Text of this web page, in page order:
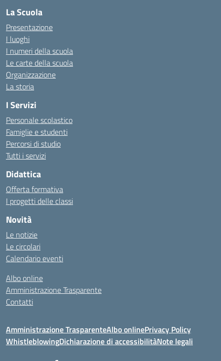
La Scuola
Presentazione
I luoghi
I numeri della scuola
Le carte della scuola
Organizzazione
La storia
I Servizi
Personale scolastico
Famiglie e studenti
Percorsi di studio
Tutti i servizi
Didattica
Offerta formativa
I progetti delle classi
Novità
Le notizie
Le circolari
Calendario eventi
Albo online
Amministrazione Trasparente
Contatti
Amministrazione TrasparenteAlbo onlinePrivacy Policy
WhistleblowingDichiarazione di accessibilitàNote legali